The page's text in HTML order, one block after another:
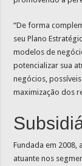
“De forma
seu Plano
modelos de
potencializar sua
negócios,
maximização dos
Fundada em 2008,
atuante nos